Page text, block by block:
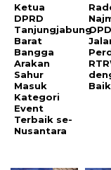
Ketua
DPRD
Tanjungjabung
Barat
Bangga
Arakan
Sahur
Masuk
Kategori
Event
Terbaik se-
Nusantara
OPD
Baik